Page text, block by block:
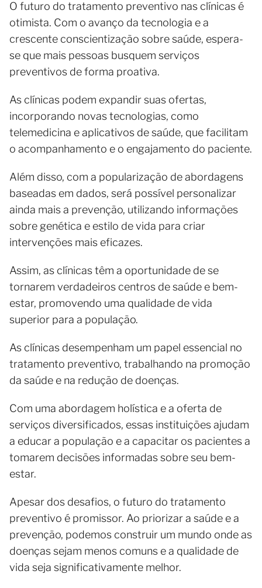
O futuro do tratamento preventivo nas clínicas é
otimista. Com o avanço da tecnologia e a
crescente conscientização sobre saúde, espera-
se que mais pessoas busquem serviços
preventivos de forma proativa.
As clínicas podem expandir suas ofertas,
incorporando novas tecnologias, como
telemedicina e aplicativos de saúde, que facilitam
o acompanhamento e o engajamento do paciente.
Além disso, com a popularização de abordagens
baseadas em dados, será possível personalizar
ainda mais a prevenção, utilizando informações
sobre genética e estilo de vida para criar
intervenções mais eficazes.
Assim, as clínicas têm a oportunidade de se
tornarem verdadeiros centros de saúde e bem-
estar, promovendo uma qualidade de vida
superior para a população.
As clínicas desempenham um papel essencial no
tratamento preventivo, trabalhando na promoção
da saúde e na redução de doenças.
Com uma abordagem holística e a oferta de
serviços diversificados, essas instituições ajudam
a educar a população e a capacitar os pacientes a
tomarem decisões informadas sobre seu bem-
estar.
Apesar dos desafios, o futuro do tratamento
preventivo é promissor. Ao priorizar a saúde e a
prevenção, podemos construir um mundo onde as
doenças sejam menos comuns e a qualidade de
vida seja significativamente melhor.